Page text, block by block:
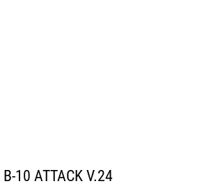
B-10 ATTACK V.24